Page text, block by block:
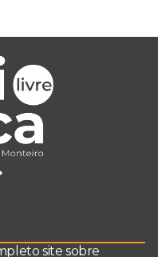
site sobre